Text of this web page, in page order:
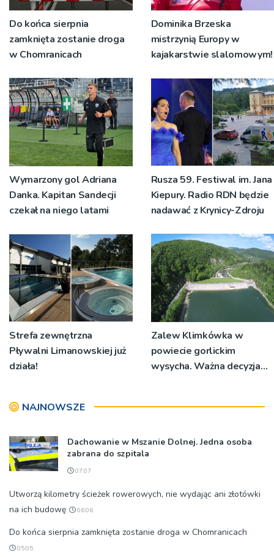
Do końca sierpnia
zamknięta zostanie droga
w Chomranicach
Dominika Brzeska
mistrzynią Europy w
kajakarstwie slalomowym!
Wymarzony gol Adriana
Danka. Kapitan Sandecji
czekał na niego latami
Rusza 59. Festiwal im. Jana
Kiepury. Radio RDN będzie
nadawać z Krynicy-Zdroju
Strefa zewnętrzna
Pływalni Limanowskiej już
działa!
Zalew Klimkówka w
powiecie gorlickim
wysycha. Ważna decyzja
NAJNOWSZE
Dachowanie w Mszanie Dolnej. Jedna osoba
zabrana do szpitala
07:07
Utworzą kilometry ścieżek rowerowych, nie wydając ani złotówki
na ich budowę
06:06
Do końca sierpnia zamknięta zostanie droga w Chomranicach
05:05